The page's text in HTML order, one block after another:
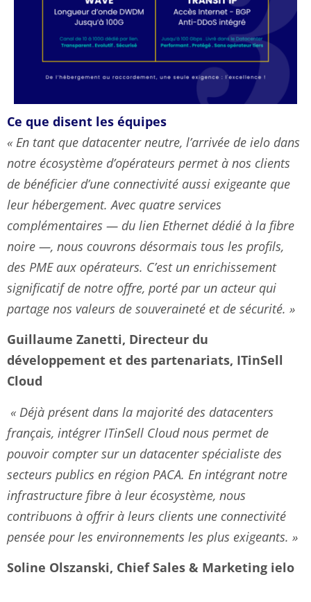
Ce que disent les équipes
« En tant que datacenter neutre, l’arrivée de ielo dans
notre écosystème d’opérateurs permet à nos clients
de bénéficier d’une connectivité aussi exigeante que
leur hébergement. Avec quatre services
complémentaires — du lien Ethernet dédié à la fibre
noire —, nous couvrons désormais tous les profils,
des PME aux opérateurs. C’est un enrichissement
significatif de notre offre, porté par un acteur qui
partage nos valeurs de souveraineté et de sécurité. »
Guillaume Zanetti, Directeur du
développement et des partenariats, ITinSell
Cloud
« Déjà présent dans la majorité des datacenters
français, intégrer ITinSell Cloud nous permet de
pouvoir compter sur un datacenter spécialiste des
secteurs publics en région PACA. En intégrant notre
infrastructure fibre à leur écosystème, nous
contribuons à offrir à leurs clients une connectivité
pensée pour les environnements les plus exigeants. »
Soline Olszanski, Chief Sales & Marketing ielo